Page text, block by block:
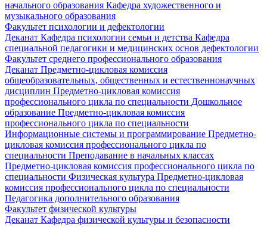
начального образования Кафедра художественного и
музыкального образования
Факультет психологии и дефектологии
Деканат Кафедра психологии семьи и детства Кафедра
специальной педагогики и медицинских основ дефектологии
Факультет среднего профессионального образования
Деканат Предметно-цикловая комиссия
общеобразовательных, общественных и естественнонаучных
дисциплин Предметно-цикловая комиссия
профессионального цикла по специальности Дошкольное
образование Предметно-цикловая комиссия
профессионального цикла по специальности
Информационные системы и программирование Предметно-
цикловая комиссия профессионального цикла по
специальности Преподавание в начальных классах
Предметно-цикловая комиссия профессионального цикла по
специальности Физическая культура Предметно-цикловая
комиссия профессионального цикла по специальности
Педагогика дополнительного образования
Факультет физической культуры
Деканат Кафедра физической культуры и безопасности